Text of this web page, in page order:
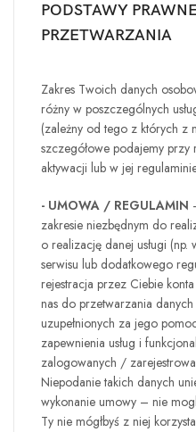
PODSTAWY
PRZETWARZANIA
Zakres Twoich danych
różny w poszczególnych
(zależny od tego z których z
szczegółowe podajemy przy
aktywacji lub w jej
- UMOWA / REGULAMIN
zakresie niezbędnym do
o realizację danej usługi
serwisu lub dodatkowego
rejestracja przez Ciebie
nas do przetwarzania
uzupełnionych za jego
zapewnienia usług i
zalogowanych /
Niepodanie takich danych
wykonanie umowy – nie
Ty nie mógłbyś z niej